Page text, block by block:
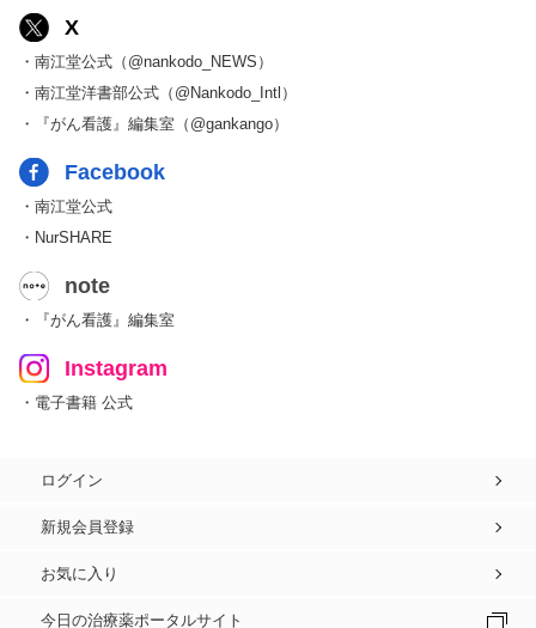
X
・南江堂公式（@nankodo_NEWS）
・南江堂洋書部公式（@Nankodo_Intl）
・『がん看護』編集室（@gankango）
Facebook
・南江堂公式
・NurSHARE
note
・『がん看護』編集室
Instagram
・電子書籍 公式
ログイン
新規会員登録
お気に入り
今日の治療薬ポータルサイト